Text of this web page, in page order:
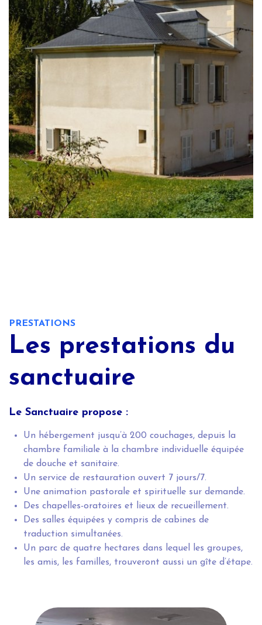
PRESTATIONS
Les prestations du
sanctuaire
Le Sanctuaire propose :
Un hébergement jusqu’à 200 couchages, depuis la
chambre familiale à la chambre individuelle équipée
de douche et sanitaire.
Un service de restauration ouvert 7 jours/7.
Une animation pastorale et spirituelle sur demande.
Des chapelles-oratoires et lieux de recueillement.
Des salles équipées y compris de cabines de
traduction simultanées.
Un parc de quatre hectares dans lequel les groupes,
les amis, les familles, trouveront aussi un gîte d’étape.